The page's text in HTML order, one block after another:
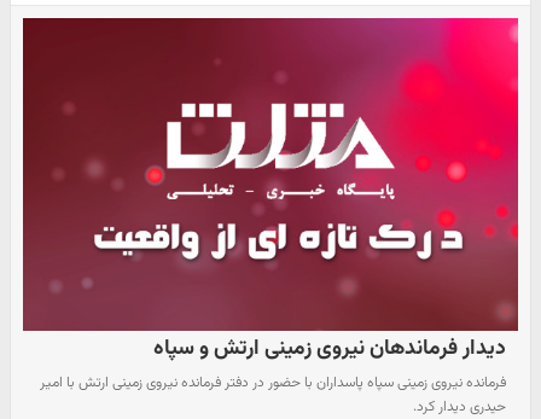
دیدار فرماندهان نیروی زمینی ارتش و سپاه
فرمانده نیروی زمینی سپاه پاسداران با حضور در دفتر فرمانده نیروی زمینی ارتش با امیر
حیدری دیدار کرد.